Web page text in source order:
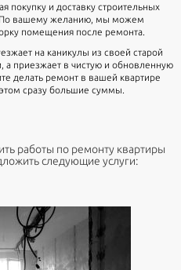
покупку и доставку строительных
По вашему желанию, мы можем
помещения после ремонта.
на каникулы из своей старой
а приезжает в чистую и обновленную
делать ремонт в вашей квартире
сразу большие суммы.
работы по ремонту квартиры
следующие услуги: